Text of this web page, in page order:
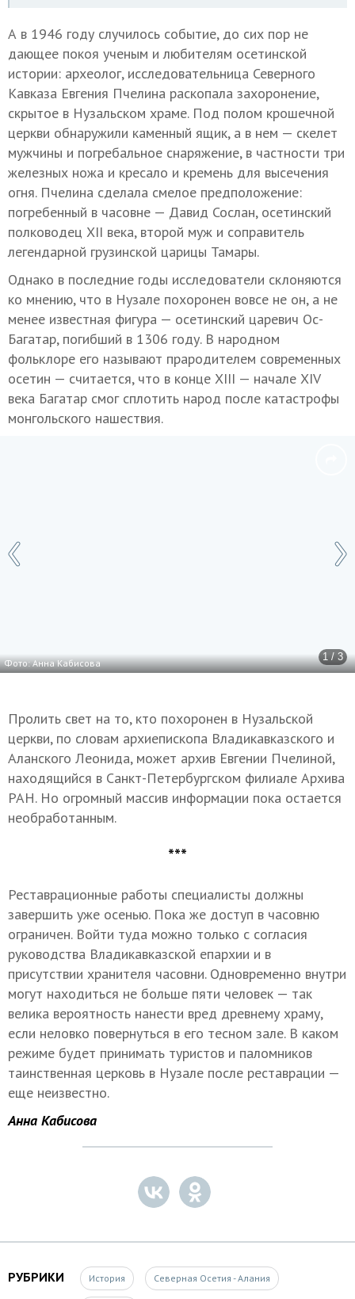
А в 1946 году случилось событие, до сих пор не
дающее покоя ученым и любителям осетинской
истории: археолог, исследовательница Северного
Кавказа Евгения Пчелина раскопала захоронение,
скрытое в Нузальском храме. Под полом крошечной
церкви обнаружили каменный ящик, а в нем — скелет
мужчины и погребальное снаряжение, в частности три
железных ножа и кресало и кремень для высечения
огня. Пчелина сделала смелое предположение:
погребенный в часовне — Давид Сослан, осетинский
полководец XII века, второй муж и соправитель
легендарной грузинской царицы Тамары.
Однако в последние годы исследователи склоняются
ко мнению, что в Нузале похоронен вовсе не он, а не
менее известная фигура — осетинский царевич Ос-
Багатар, погибший в 1306 году. В народном
фольклоре его называют прародителем современных
осетин — считается, что в конце XIII — начале XIV
века Багатар смог сплотить народ после катастрофы
монгольского нашествия.
1 / 3
Фото: Анна Кабисова
Пролить свет на то, кто похоронен в Нузальской
церкви, по словам архиепископа Владикавказского и
Аланского Леонида, может архив Евгении Пчелиной,
находящийся в Санкт-Петербургском филиале Архива
РАН. Но огромный массив информации пока остается
необработанным.
***
Реставрационные работы специалисты должны
завершить уже осенью. Пока же доступ в часовню
ограничен. Войти туда можно только с согласия
руководства Владикавказской епархии и в
присутствии хранителя часовни. Одновременно внутри
могут находиться не больше пяти человек — так
велика вероятность нанести вред древнему храму,
если неловко повернуться в его тесном зале. В каком
режиме будет принимать туристов и паломников
таинственная церковь в Нузале после реставрации —
еще неизвестно.
Анна Кабисова
РУБРИКИ История Северная Осетия - Алания